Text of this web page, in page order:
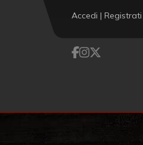
Accedi | Registrati